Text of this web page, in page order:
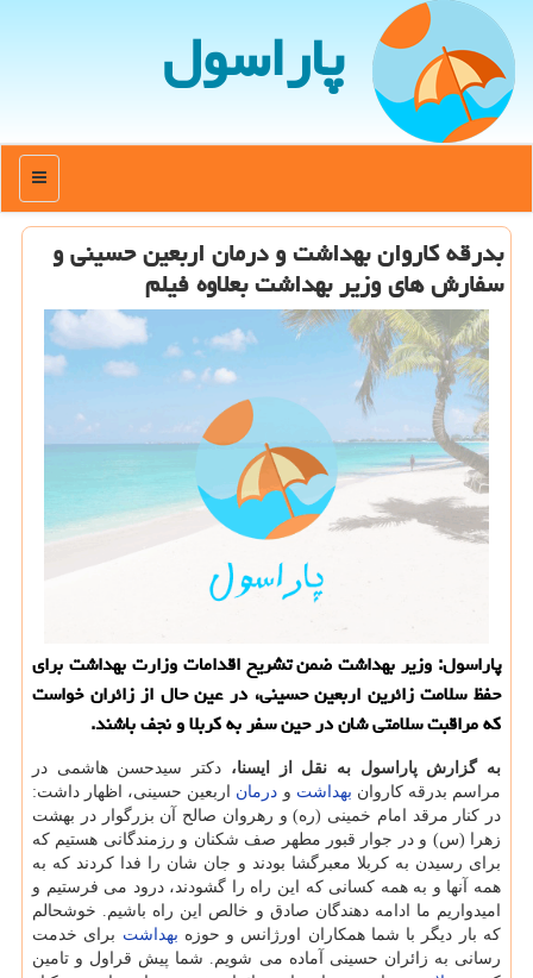
پاراسول
منو
بدرقه كاروان بهداشت و درمان اربعین حسینی و
سفارش های وزیر بهداشت بعلاوه فیلم
پاراسول: وزیر بهداشت ضمن تشریح اقدامات وزارت بهداشت برای
حفظ سلامت زائرین اربعین حسینی، در عین حال از زائران خواست
كه مراقبت سلامتی شان در حین سفر به كربلا و نجف باشند.
به گزارش پاراسول به نقل از ایسنا، دكتر سیدحسن هاشمی در
مراسم بدرقه كاروان بهداشت و درمان اربعین حسینی، اظهار داشت:
در كنار مرقد امام خمینی (ره) و رهروان صالح آن بزرگوار در بهشت
زهرا (س) و در جوار قبور مطهر صف شكنان و رزمندگانی هستیم كه
برای رسیدن به كربلا معبرگشا بودند و جان شان را فدا كردند كه به
همه آنها و به همه كسانی كه این راه را گشودند، درود می فرستیم و
امیدواریم ما ادامه دهندگان صادق و خالص این راه باشیم. خوشحالم
كه بار دیگر با شما همكاران اورژانس و حوزه بهداشت برای خدمت
رسانی به زائران حسینی آماده می شویم. شما پیش قراول و تامین